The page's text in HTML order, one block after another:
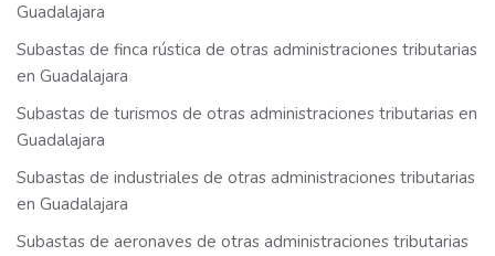
Guadalajara
Subastas de finca rústica de otras administraciones tributarias
en Guadalajara
Subastas de turismos de otras administraciones tributarias en
Guadalajara
Subastas de industriales de otras administraciones tributarias
en Guadalajara
Subastas de aeronaves de otras administraciones tributarias